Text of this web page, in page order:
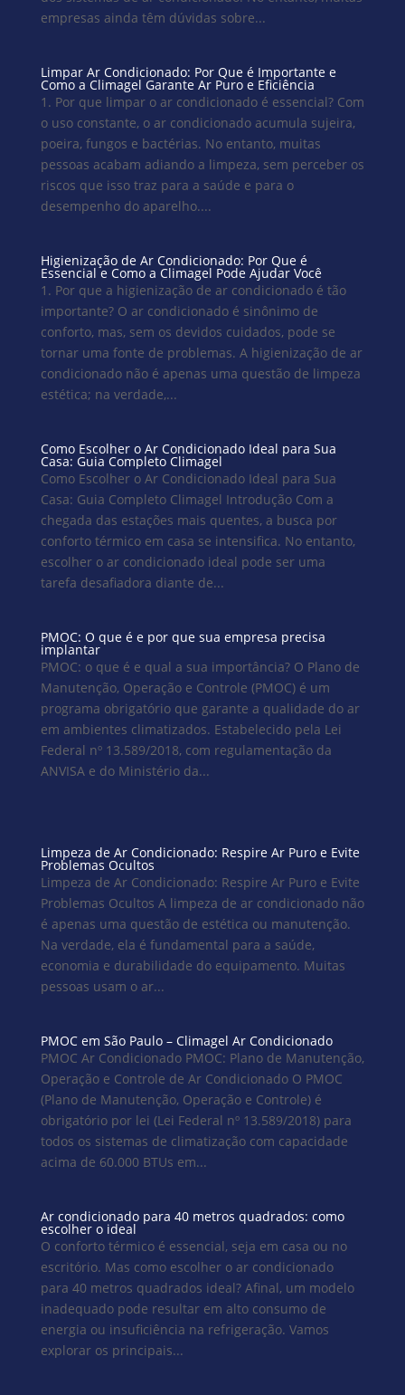
empresas ainda têm dúvidas sobre...
Limpar Ar Condicionado: Por Que é Importante e
Como a Climagel Garante Ar Puro e Eficiência
1. Por que limpar o ar condicionado é essencial? Com
o uso constante, o ar condicionado acumula sujeira,
poeira, fungos e bactérias. No entanto, muitas
pessoas acabam adiando a limpeza, sem perceber os
riscos que isso traz para a saúde e para o
desempenho do aparelho....
Higienização de Ar Condicionado: Por Que é
Essencial e Como a Climagel Pode Ajudar Você
1. Por que a higienização de ar condicionado é tão
importante? O ar condicionado é sinônimo de
conforto, mas, sem os devidos cuidados, pode se
tornar uma fonte de problemas. A higienização de ar
condicionado não é apenas uma questão de limpeza
estética; na verdade,...
Como Escolher o Ar Condicionado Ideal para Sua
Casa: Guia Completo Climagel
Como Escolher o Ar Condicionado Ideal para Sua
Casa: Guia Completo Climagel Introdução Com a
chegada das estações mais quentes, a busca por
conforto térmico em casa se intensifica. No entanto,
escolher o ar condicionado ideal pode ser uma
tarefa desafiadora diante de...
PMOC: O que é e por que sua empresa precisa
implantar
PMOC: o que é e qual a sua importância? O Plano de
Manutenção, Operação e Controle (PMOC) é um
programa obrigatório que garante a qualidade do ar
em ambientes climatizados. Estabelecido pela Lei
Federal nº 13.589/2018, com regulamentação da
ANVISA e do Ministério da...
Limpeza de Ar Condicionado: Respire Ar Puro e Evite
Problemas Ocultos
Limpeza de Ar Condicionado: Respire Ar Puro e Evite
Problemas Ocultos A limpeza de ar condicionado não
é apenas uma questão de estética ou manutenção.
Na verdade, ela é fundamental para a saúde,
economia e durabilidade do equipamento. Muitas
pessoas usam o ar...
PMOC em São Paulo – Climagel Ar Condicionado
PMOC Ar Condicionado PMOC: Plano de Manutenção,
Operação e Controle de Ar Condicionado O PMOC
(Plano de Manutenção, Operação e Controle) é
obrigatório por lei (Lei Federal nº 13.589/2018) para
todos os sistemas de climatização com capacidade
acima de 60.000 BTUs em...
Ar condicionado para 40 metros quadrados: como
escolher o ideal
O conforto térmico é essencial, seja em casa ou no
escritório. Mas como escolher o ar condicionado
para 40 metros quadrados ideal? Afinal, um modelo
inadequado pode resultar em alto consumo de
energia ou insuficiência na refrigeração. Vamos
explorar os principais...